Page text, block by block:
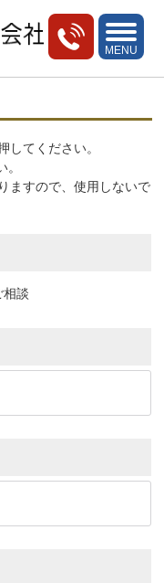
toggle
MENU
してください。
ますので、使用しないで
相談